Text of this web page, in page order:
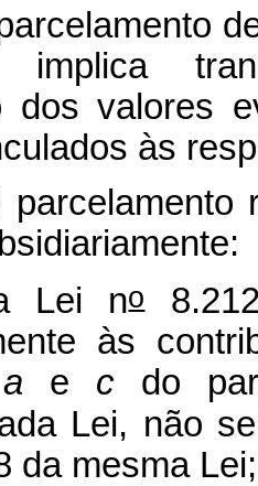
implica
dos valores
às
Lei no
às
a e c do
Lei, não
da mesma Lei;